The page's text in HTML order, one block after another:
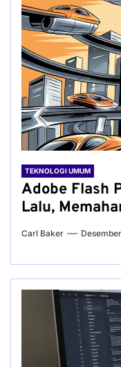
TEKNOLOGI UMUM
Adobe Flash
Lalu,
Carl Baker